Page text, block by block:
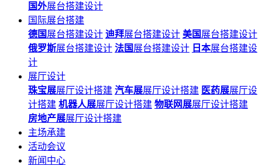
国外展台搭建设计
国际展台搭建
德国 展台搭建设计 迪拜展台搭建设计 美国 展台搭建设计
俄罗斯展台搭建设计 法国 展台搭建设计 日本展台搭建设
计
展厅设计
珠宝展展厅设计搭建 汽车展展厅设计搭建 医药展展厅设
计搭建 机器人展展厅设计搭建 物联网展展厅设计搭建
房地产展展厅设计搭建
主场承建
活动会议
新闻中心